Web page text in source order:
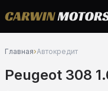
Главная›Автокредит
Peugeot 308